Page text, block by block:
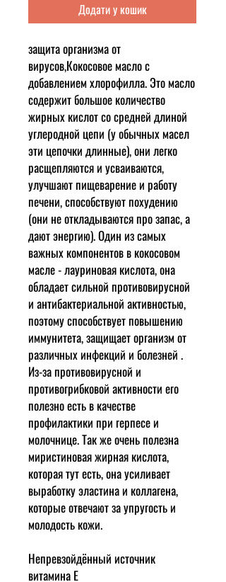
Додати у кошик
защита организма от
вирусов,Кокосовое масло с
добавлением хлорофилла. Это масло
содержит большое количество
жирных кислот со средней длиной
углеродной цепи (у обычных масел
эти цепочки длинные), они легко
расщепляются и усваиваются,
улучшают пищеварение и работу
печени, способствуют похудению
(они не откладываются про запас, а
дают энергию). Один из самых
важных компонентов в кокосовом
масле - лауриновая кислота, она
обладает сильной противовирусной
и антибактериальной активностью,
поэтому способствует повышению
иммунитета, защищает организм от
различных инфекций и болезней .
Из-за противовирусной и
противогрибковой активности его
полезно есть в качестве
профилактики при герпесе и
молочнице. Так же очень полезна
миристиновая жирная кислота,
которая тут есть, она усиливает
выработку эластина и коллагена,
которые отвечают за упругость и
молодость кожи.
Непревзойдённый источник
витамина Е